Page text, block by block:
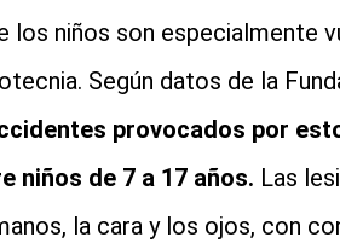
los niños son especialmente
Según datos de la
provocados por
niños de 7 a 17 años. Las
la cara y los ojos, con